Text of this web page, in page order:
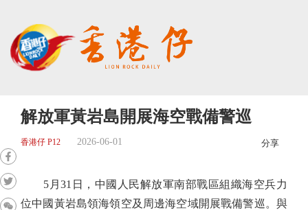
解放軍黃岩島開展海空戰備警巡
香港仔 P12 2026-06-01 分享
5月31日，中國人民解放軍南部戰區組織海空兵力
位中國黃岩島領海領空及周邊海空域開展戰備警巡。與